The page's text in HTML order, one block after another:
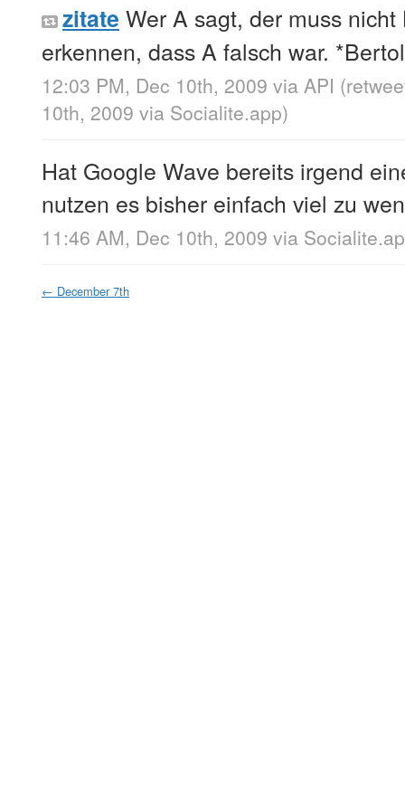
zitate Wer A sagt, der muss
erkennen, dass A falsch war.
12:03 PM, Dec 10th, 2009 via API
10th, 2009 via Socialite.app)
Hat Google Wave bereits irgend
nutzen es bisher einfach viel zu
11:46 AM, Dec 10th, 2009 via
← December 7th